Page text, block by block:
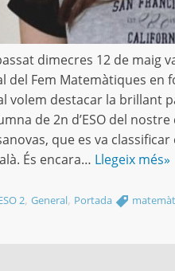
dimecres 12 de maig
del Fem Matemàtiques en
volem destacar la brillant
de 2n d’ESO del
que es va
És encara… Llegeix més»
2,General, Portada